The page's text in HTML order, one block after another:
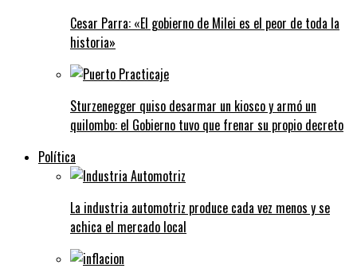
Cesar Parra: «El gobierno de Milei es el peor de toda la
historia»
Sturzenegger quiso desarmar un kiosco y armó un
quilombo: el Gobierno tuvo que frenar su propio decreto
Política
La industria automotriz produce cada vez menos y se
achica el mercado local